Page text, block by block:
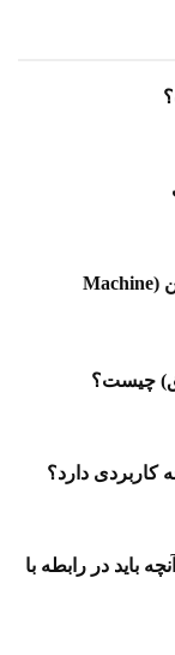
همه چیز درباره یادگیری ماشین (Machine
باید در رابطه با